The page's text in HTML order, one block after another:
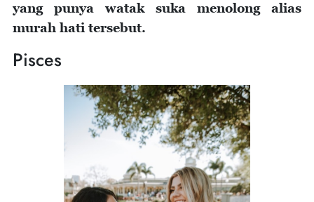
yang punya watak suka menolong alias
murah hati tersebut.
Pisces